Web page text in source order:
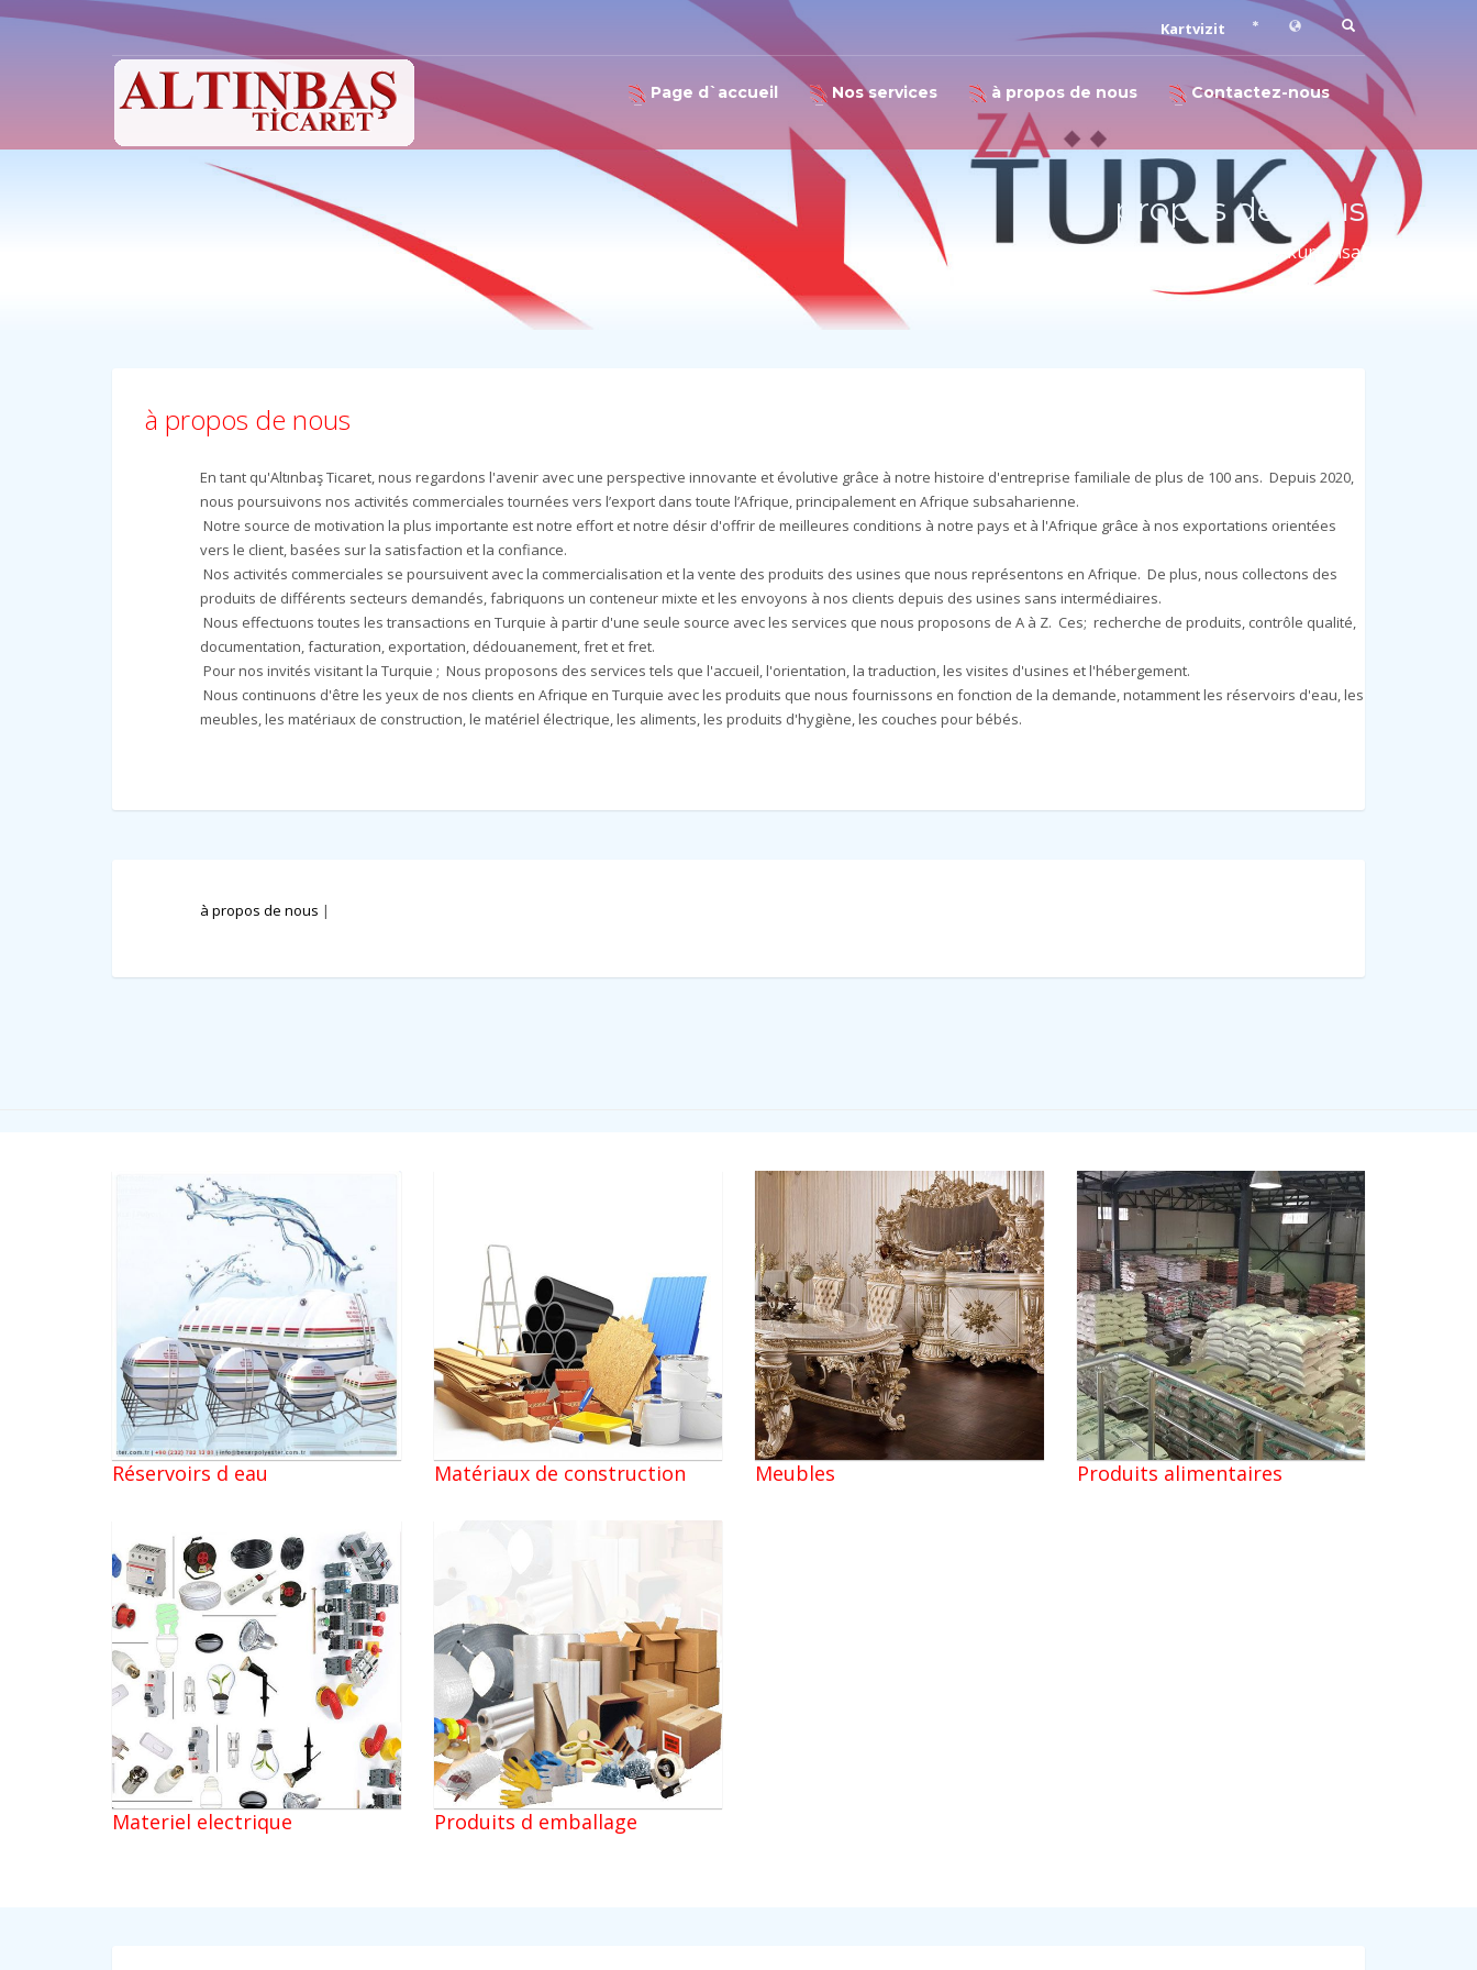
Altınbaş Ticaret
1 +90 535 221 62 03 + 90 232 782 10 12 3 info@ZaTurk.com
Kasımpaşa mah. Kuvva-i Milliye Cad. No.: 14 Menderes / İzmir/ TÜRKİYE
Heures d ouverture
Milieu de la semaine.: 09:00 - 19:00
:Kapalı
Kartvizit *
Page d`accueil Nos services à propos de nous Contactez-nous
à propos de nous
kurumsal
à propos de nous
En tant qu'Altınbaş Ticaret, nous regardons l'avenir avec une perspective innovante et évolutive grâce à notre histoire d'entreprise familiale de plus de 100 ans. Depuis 2020,
nous poursuivons nos activités commerciales tournées vers l’export dans toute l’Afrique, principalement en Afrique subsaharienne.
Notre source de motivation la plus importante est notre effort et notre désir d'offrir de meilleures conditions à notre pays et à l'Afrique grâce à nos exportations orientées
vers le client, basées sur la satisfaction et la confiance.
Nos activités commerciales se poursuivent avec la commercialisation et la vente des produits des usines que nous représentons en Afrique. De plus, nous collectons des
produits de différents secteurs demandés, fabriquons un conteneur mixte et les envoyons à nos clients depuis des usines sans intermédiaires.
Nous effectuons toutes les transactions en Turquie à partir d'une seule source avec les services que nous proposons de A à Z. Ces; recherche de produits, contrôle qualité,
documentation, facturation, exportation, dédouanement, fret et fret.
Pour nos invités visitant la Turquie ; Nous proposons des services tels que l'accueil, l'orientation, la traduction, les visites d'usines et l'hébergement.
Nous continuons d'être les yeux de nos clients en Afrique en Turquie avec les produits que nous fournissons en fonction de la demande, notamment les réservoirs d'eau, les
meubles, les matériaux de construction, le matériel électrique, les aliments, les produits d'hygiène, les couches pour bébés.
à propos de nous |
Réservoirs d eau Matériaux de construction Meubles Produits alimentaires
Materiel electrique Produits d emballage